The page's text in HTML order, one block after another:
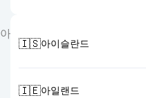
아
🇮🇸아이슬란드
🇮🇪아일랜드